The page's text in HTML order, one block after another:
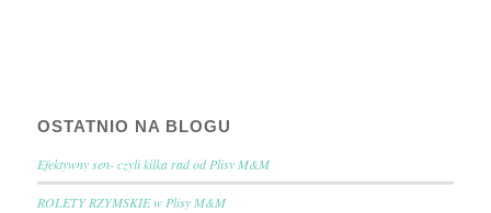
OSTATNIO NA BLOGU
Efektywny sen- czyli kilka rad od Plisy M&M
ROLETY RZYMSKIE w Plisy M&M